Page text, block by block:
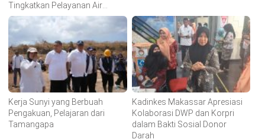
Tingkatkan Pelayanan Air
Bersih
Kerja Sunyi yang Berbuah
Pengakuan, Pelajaran dari
Tamangapa
Kadinkes Makassar Apresiasi
Kolaborasi DWP dan Korpri
dalam Bakti Sosial Donor
Darah